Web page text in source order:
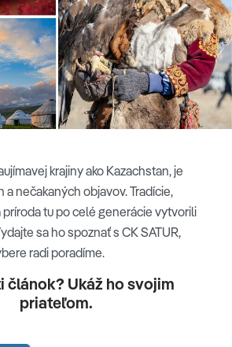
krajiny ako Kazachstan, je
nečakaných objavov. Tradície,
príroda tu po celé generácie vytvorili
sa ho spoznať s CK SATUR,
radi poradíme.
článok? Ukáž ho svojim
priateľom.